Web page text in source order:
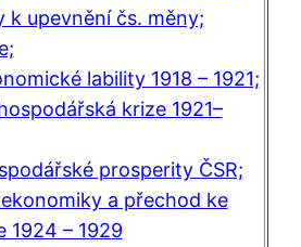
k upevnění čs. měny;
lability 1918 – 1921;
krize 1921–
prosperity ČSR;
a přechod ke
1924 – 1929